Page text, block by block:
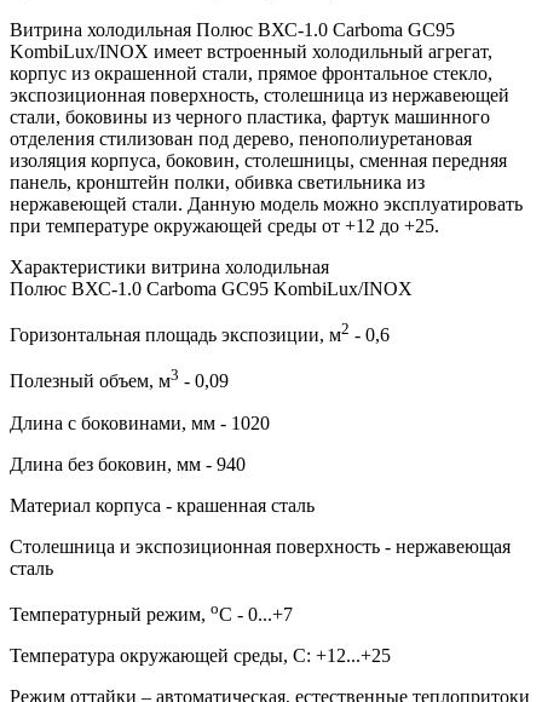
Витрина холодильная Полюс ВХС-1.0 Carboma GC95
KombiLux/INOX имеет встроенный холодильный агрегат,
корпус из окрашенной стали, прямое фронтальное стекло,
экспозиционная поверхность, столешница из нержавеющей
стали, боковины из черного пластика, фартук машинного
отделения стилизован под дерево, пенополиуретановая
изоляция корпуса, боковин, столешницы, сменная передняя
панель, кронштейн полки, обивка светильника из
нержавеющей стали. Данную модель можно эксплуатировать
при температуре окружающей среды от +12 до +25.
Характеристики витрина холодильная
Полюс ВХС-1.0 Carboma GC95 KombiLux/INOX
Горизонтальная площадь экспозиции, м2 - 0,6
Полезный объем, м3 - 0,09
Длина с боковинами, мм - 1020
Длина без боковин, мм - 940
Материал корпуса - крашенная сталь
Столешница и экспозиционная поверхность - нержавеющая
сталь
Температурный режим, оС - 0...+7
Температура окружающей среды, С: +12...+25
Режим оттайки – автоматическая, естественные теплопритоки